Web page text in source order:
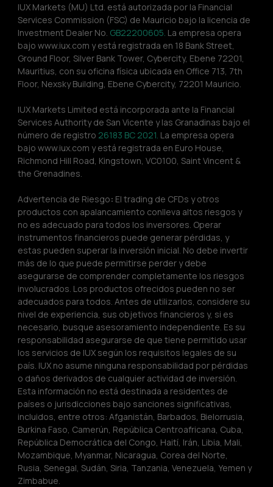
IUX Markets (MU) Ltd. está autorizada por la Financial
Services Commission (FSC) de Mauricio bajo la licencia de
Investment Dealer No. GB22200605. La empresa opera
bajo www.iux.com y está registrada en 18 Bank Street,
Ground Floor, Silver Bank Tower, Cybercity, Ebene 72201,
Mauritius, con su oficina física ubicada en Office 713, 7th
Floor, Nexsky Building, Ebene Cybercity, 72201 Mauricio.
IUX Markets Limited está incorporada ante la Financial
Services Authority de San Vicente y las Granadinas bajo el
número de registro 26183 BC 2021. La empresa opera
bajo www.iux.com y está registrada en Euro House,
Richmond Hill Road, Kingstown, VC0100, Saint Vincent &
the Grenadines.
Advertencia de Riesgo: El trading de CFDs y otros
productos con apalancamiento conlleva altos riesgos y
no es adecuado para todos los inversores. Operar
instrumentos financieros puede generar pérdidas, y
estas pueden superar la inversión inicial. No debe invertir
más de lo que puede permitirse perder y debe
asegurarse de comprender completamente los riesgos
involucrados. Los productos ofrecidos pueden no ser
adecuados para todos. Antes de utilizarlos, considere su
nivel de experiencia, sus objetivos financieros y, si es
necesario, busque asesoramiento independiente. Es su
responsabilidad asegurarse de que tiene permitido usar
los servicios de IUX según los requisitos legales de su
país. IUX no asume ninguna responsabilidad por pérdidas
o daños derivados de cualquier actividad de inversión.
Esta información no está destinada a residentes de
países o jurisdicciones bajo sanciones significativas,
incluidos, entre otros: Afganistán, Barbados, Bielorrusia,
Burkina Faso, Camerún, República Centroafricana, Cuba,
República Democrática del Congo, Haití, Irán, Libia, Mali,
Mozambique, Myanmar, Nicaragua, Corea del Norte,
Rusia, Senegal, Sudán, Siria, Tanzania, Venezuela, Yemen y
Zimbabue.